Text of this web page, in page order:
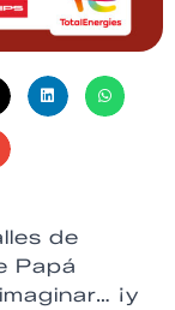
de
Papá
¡y